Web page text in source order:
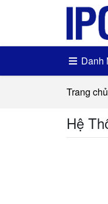
Danh
Trang chủ
Hệ